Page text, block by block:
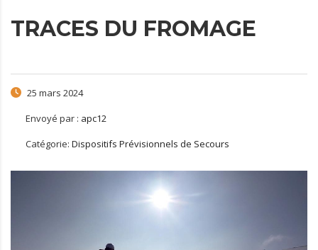
TRACES DU FROMAGE
25 mars 2024
Envoyé par : apc12
Catégorie: Dispositifs Prévisionnels de Secours